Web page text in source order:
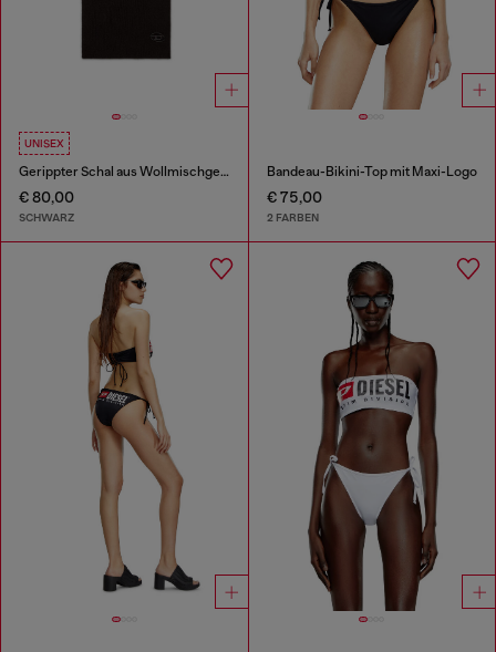
UNISEX
Gerippter Schal aus Wollmischgewebe
€ 80,00
SCHWARZ
Bandeau-Bikini-Top mit Maxi-Logo
€ 75,00
2 FARBEN